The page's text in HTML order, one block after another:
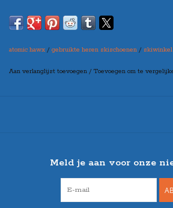
Geschikt voor de intermediate skier
Model 2020
atomic hawx / gebruikte heren skischoenen / skiwinkel
Aan verlanglijst toevoegen / Toevoegen om te
Meld je aan voor onze